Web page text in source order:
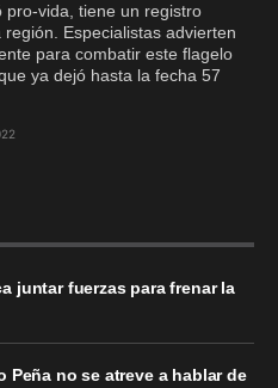
pro-vida, tiene un registro
Especialistas advierten
para combatir este flagelo
ya dejó hasta la fecha 57
juntar fuerzas para frenar la
Peña no se atreve a hablar de